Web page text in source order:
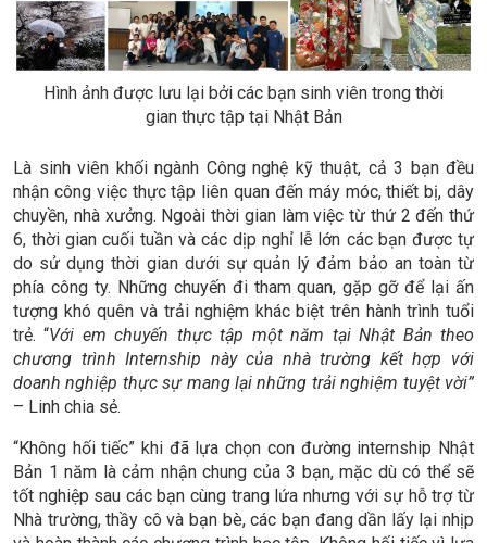
Hình ảnh được lưu lại bởi các bạn sinh viên trong thời
gian thực tập tại Nhật Bản
Là sinh viên khối ngành Công nghệ kỹ thuật, cả 3 bạn đều
nhận công việc thực tập liên quan đến máy móc, thiết bị, dây
chuyền, nhà xưởng. Ngoài thời gian làm việc từ thứ 2 đến thứ
6, thời gian cuối tuần và các dịp nghỉ lễ lớn các bạn được tự
do sử dụng thời gian dưới sự quản lý đảm bảo an toàn từ
phía công ty. Những chuyến đi tham quan, gặp gỡ để lại ấn
tượng khó quên và trải nghiệm khác biệt trên hành trình tuổi
trẻ. “Với em chuyến thực tập một năm tại Nhật Bản theo
chương trình Internship này của nhà trường kết hợp với
doanh nghiệp thực sự mang lại những trải nghiệm tuyệt vời”
– Linh chia sẻ.
“Không hối tiếc” khi đã lựa chọn con đường internship Nhật
Bản 1 năm là cảm nhận chung của 3 bạn, mặc dù có thể sẽ
tốt nghiệp sau các bạn cùng trang lứa nhưng với sự hỗ trợ từ
Nhà trường, thầy cô và bạn bè, các bạn đang dần lấy lại nhịp